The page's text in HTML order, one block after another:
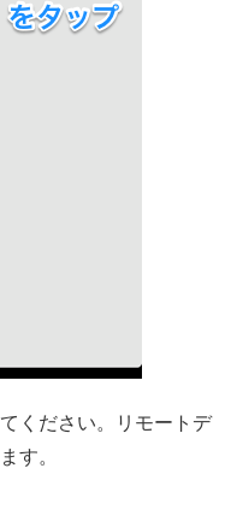
ください。リモートデ
す。